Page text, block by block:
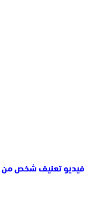
فيديو تعنيف شخص من